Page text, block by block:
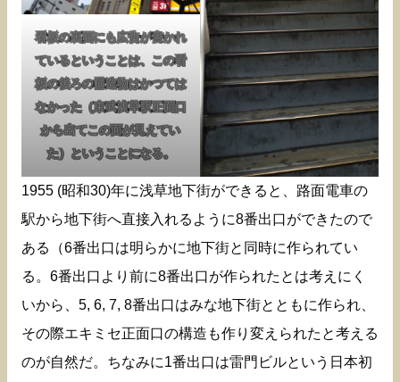
看板の裏面にも広告が書かれ
ているということは、この看
板の後ろの構造物はかつては
なかった（東武浅草駅正面口
から出てこの面が見えてい
た）ということになる。
1955 (昭和30)年に浅草地下街ができると、路面電車の
駅から地下街へ直接入れるように8番出口ができたので
ある（6番出口は明らかに地下街と同時に作られてい
る。6番出口より前に8番出口が作られたとは考えにく
いから、5, 6, 7, 8番出口はみな地下街とともに作られ、
その際エキミセ正面口の構造も作り変えられたと考える
のが自然だ。ちなみに1番出口は雷門ビルという日本初